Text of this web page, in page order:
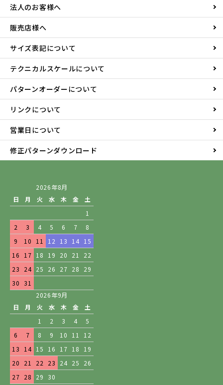
法人のお客様へ
販売店様へ
サイズ表記について
テクニカルスケールについて
パターンオーダーについて
リンクについて
営業日について
修正パターンダウンロード
2026年8月
日
月 火 水 木 金
土
1
2
3 4 5 6 7
8
9
10 11 12 13 14 15
16
17 18 19 20 21
22
23
24 25 26 27 28
29
30
31
2026年9月
日
月 火 水 木 金
土
1
2 3 4
5
6
7 8 9 10 11
12
13
14 15 16 17 18
19
20
21 22 23 24 25
26
27 28 29 30